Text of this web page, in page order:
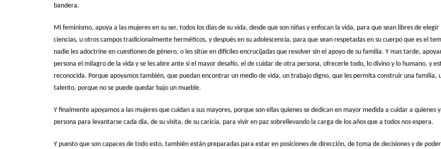
bandera.
Mi feminismo, apoya a las mujeres en su ser, todos los días de su vida, desde que son niñas y enfocan la vida, para que sean libres de
ciencias, u otros campos tradicionalmente herméticos, y después en su adolescencia, para que sean respetadas en su cuerpo que es el
nadie les adoctrine en cuestiones de género, o les sitúe en difíciles encrucijadas que resolver sin el apoyo de su familia. Y mas tarde,
persona el milagro de la vida y se les abre ante sí el mayor desafío, el de cuidar de otra persona, ofrecerle todo, lo divino y lo humano, y
reconocida. Porque apoyamos también, que puedan encontrar un medio de vida, un trabajo digno, que les permita construir una familia,
talento, porque no se puede quedar bajo un mueble.
Y finalmente apoyamos a las mujeres que cuidan a sus mayores, porque son ellas quienes se dedican en mayor medida a cuidar a
persona para levantarse cada día, de su visita, de su caricia, para vivir en paz sobrellevando la carga de los años que a todos nos espera.
Y puesto que son capaces de todo esto, también están preparadas para estar en posiciones de dirección, de toma de decisiones y de